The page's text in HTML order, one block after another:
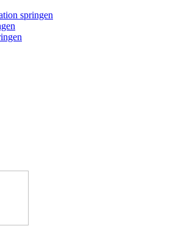
springen